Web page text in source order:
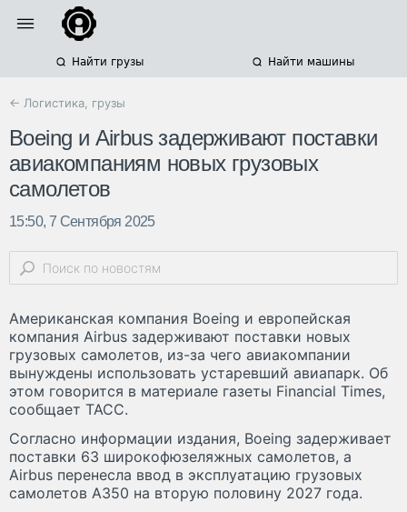
Найти грузы Найти машины
← Логистика, грузы
Boeing и Airbus задерживают поставки
авиакомпаниям новых грузовых
самолетов
15:50, 7 Сентября 2025
Американская компания Boeing и европейская
компания Airbus задерживают поставки новых
грузовых самолетов, из-за чего авиакомпании
вынуждены использовать устаревший авиапарк. Об
этом говорится в материале газеты Financial Times,
сообщает ТАСС.
Согласно информации издания, Boeing задерживает
поставки 63 широкофюзеляжных самолетов, а
Airbus перенесла ввод в эксплуатацию грузовых
самолетов A350 на вторую половину 2027 года.